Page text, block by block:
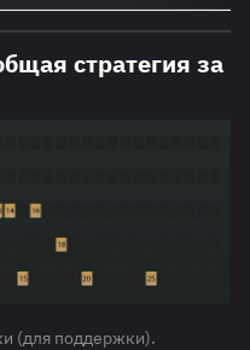
стратегия за
(для поддержки).